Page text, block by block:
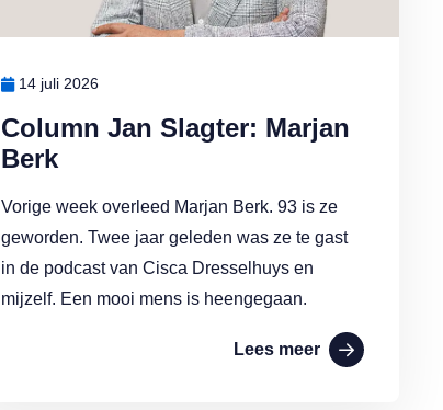
Column Jan Slagter: Marjan
Berk
14 juli 2026
Vorige week overleed Marjan Berk. 93 is ze
geworden. Twee jaar geleden was ze te gast
in de podcast van Cisca Dresselhuys en
mijzelf. Een mooi mens is heengegaan.
Lees meer